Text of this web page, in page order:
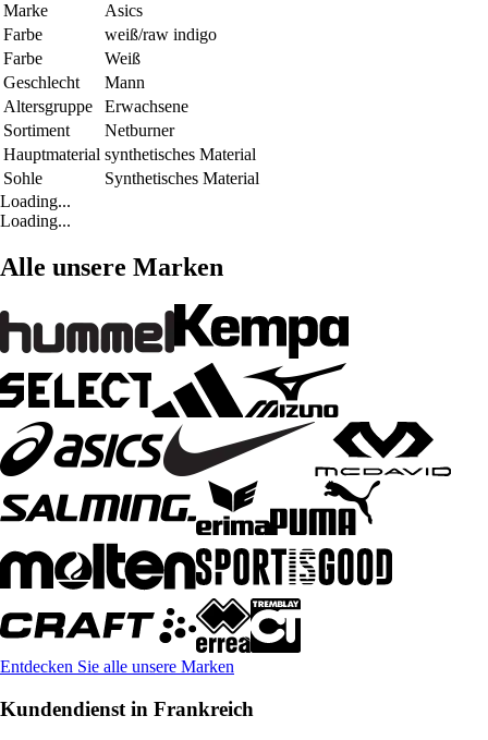
Marke
Asics
Farbe
weiß/raw indigo
Farbe
Weiß
Geschlecht
Mann
Altersgruppe
Erwachsene
Sortiment
Netburner
Hauptmaterial synthetisches Material
Sohle
Synthetisches Material
Loading...
Loading...
Alle unsere Marken
Entdecken Sie alle unsere Marken
Kundendienst in Frankreich